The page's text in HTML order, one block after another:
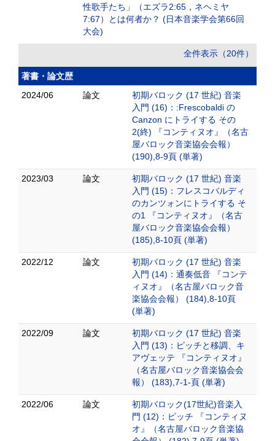
性歌手たち」（エズラ2:65，ネヘミヤ
7:67）とは何者か？ (日本音楽学会第66回
大会)
全件表示（20件）
著書・論文歴
2024/06
論文
初期バロック (17 世紀) 音楽
入門 (16)：:Frescobaldi の
Canzon にトライする その
2(終) 『コンティヌオ』（名古
屋バロック音楽協会会報）
(190),8-9頁 (単著)
2023/03 論文
初期バロック (17 世紀) 音楽
入門 (15)：フレスコバルディ
のカンツォンにトライする そ
の1 『コンティヌオ』（名古
屋バロック音楽協会会報）
(185),8-10頁 (単著)
2022/12 論文
初期バロック (17 世紀) 音楽
入門 (14)：通奏低音 『コンテ
ィヌオ』（名古屋バロック音
楽協会会報） (184),8-10頁
(単著)
2022/09 論文
初期バロック (17 世紀) 音楽
入門 (13)：ピッチと移調、キ
アヴェッテ 『コンティヌオ』
（名古屋バロック音楽協会会
報） (183),7-1-頁 (単著)
2022/06 論文
初期バロック(17世紀)音楽入
門 (12)：ピッチ 『コンティヌ
オ』（名古屋バロック音楽協